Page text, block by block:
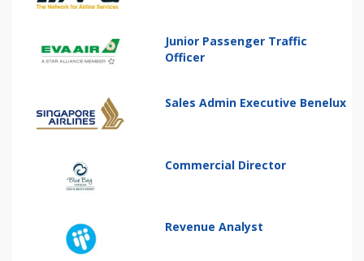
Junior Passenger Traffic
Officer
Sales Admin Executive Benelux
Commercial Director
Revenue Analyst